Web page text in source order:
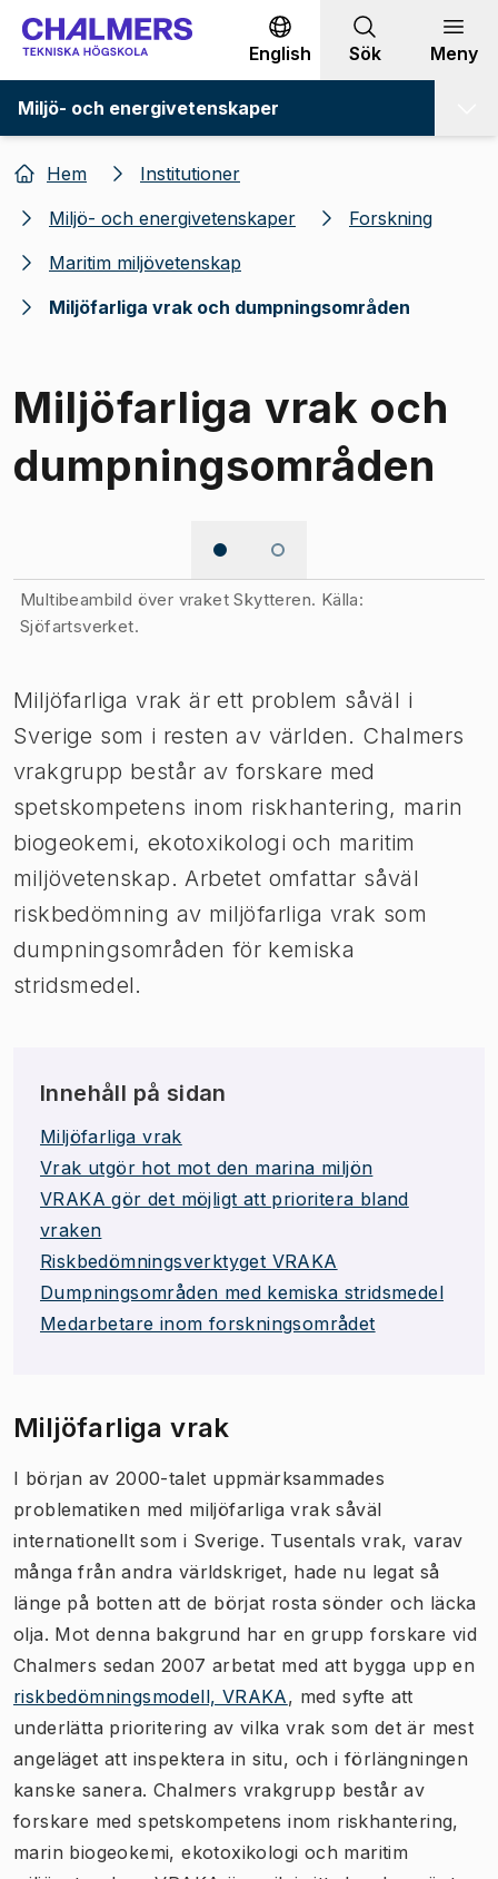
Gå till innehållet
English Sök Meny
Miljö- och energivetenskaper
Hem
Institutioner
Miljö- och energivetenskaper
Forskning
Maritim miljövetenskap
Miljöfarliga vrak och dumpningsområden
Miljöfarliga vrak och
dumpningsområden
Multibeambild över vraket Skytteren. Källa:
Sjöfartsverket.
Miljöfarliga vrak är ett problem såväl i
Sverige som i resten av världen. Chalmers
vrakgrupp består av forskare med
spetskompetens inom riskhantering, marin
biogeokemi, ekotoxikologi och maritim
miljövetenskap. Arbetet omfattar såväl
riskbedömning av miljöfarliga vrak som
dumpningsområden för kemiska
stridsmedel.
Innehåll på sidan
Miljöfarliga vrak
Vrak utgör hot mot den marina miljön
VRAKA gör det möjligt att prioritera bland
vraken
Riskbedömningsverktyget VRAKA
​​​​Dumpningsområden​ med kemiska stridsmedel
Medarbetare inom forskningsområdet
Miljöfarliga vrak
I början av 2000-talet uppmärksammades
problematiken med miljöfarliga vrak såväl
internationellt som i Sverige. Tusentals vrak, varav
många från andra världskriget, hade nu legat så
länge på botten att de börjat rosta sönder och läcka
olja. Mot denna bakgrund har en grupp forskare vid
Chalmers sedan 2007 arbetat med att bygga upp en
riskbedömningsmodell, VRAKA, med syfte att
underlätta prioritering av vilka vrak som det är mest
angeläget att inspektera in situ, och i förlängningen
kanske sanera. Chalmers vrakgrupp består av
forskare med spetskompetens inom riskhantering,
marin biogeokemi, ekotoxikologi och maritim